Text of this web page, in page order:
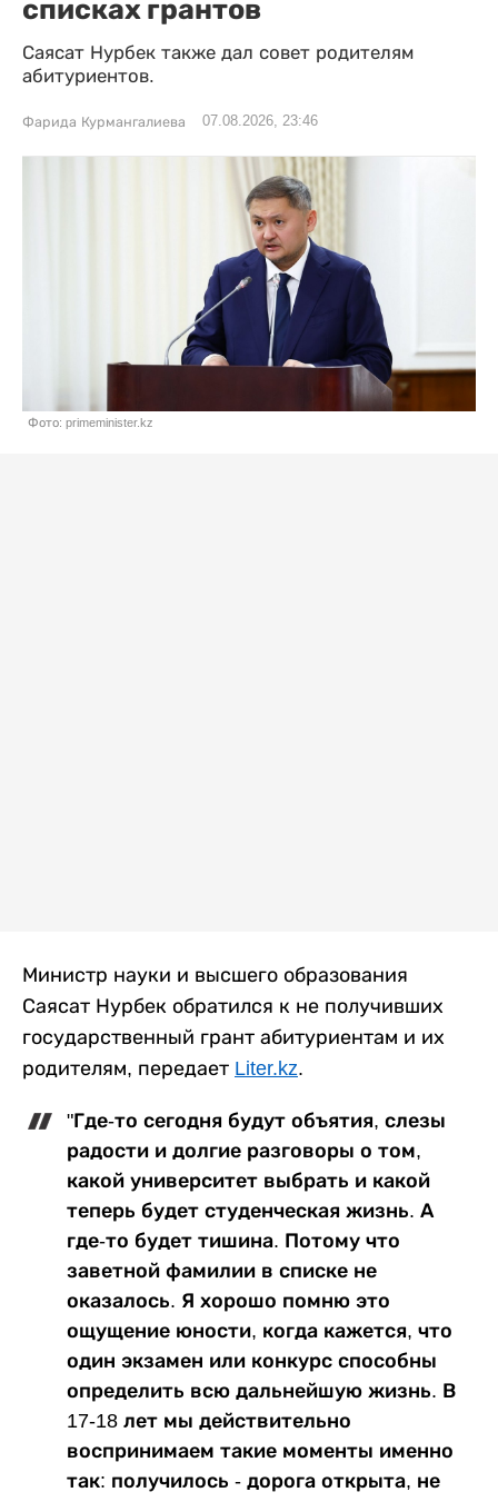
списках грантов
Саясат Нурбек также дал совет родителям
абитуриентов.
Фарида Курмангалиева 07.08.2026, 23:46
Фото: primeminister.kz
Министр науки и высшего образования
Саясат Нурбек обратился к не получивших
государственный грант абитуриентам и их
родителям, передает Liter.kz.
"Где-то сегодня будут объятия, слезы
радости и долгие разговоры о том,
какой университет выбрать и какой
теперь будет студенческая жизнь. А
где-то будет тишина. Потому что
заветной фамилии в списке не
оказалось. Я хорошо помню это
ощущение юности, когда кажется, что
один экзамен или конкурс способны
определить всю дальнейшую жизнь. В
17-18 лет мы действительно
воспринимаем такие моменты именно
так: получилось - дорога открыта, не